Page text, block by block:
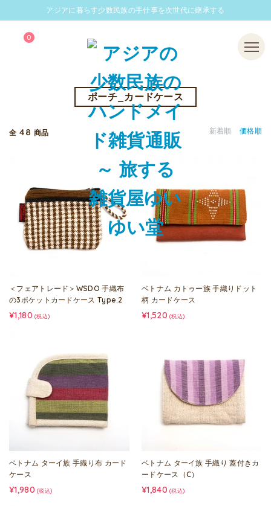
アジアに暮らす少数民族の手仕事を次世代に継承する
0 Menu
ポーチ_カードケース
全 48 商品 新着順 価格順
＜フェアトレード＞WSDO 手織布
の3ポケットカードケース Type.2
¥1,180 (税込)
ベトナム カトゥー族 手織りドット
柄 カードケース
¥1,520 (税込)
ベトナム ターイ族 手織り布 カード
ケース
¥1,980 (税込)
ベトナム ターイ族 手織り 蓋付きカ
ードケース（C）
¥1,840 (税込)